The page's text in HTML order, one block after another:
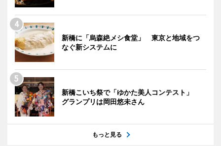
新橋に「烏森絶メシ食堂」 東京と地域をつ
なぐ新システムに
新橋こいち祭で「ゆかた美人コンテスト」
グランプリは岡田悠未さん
もっと見る